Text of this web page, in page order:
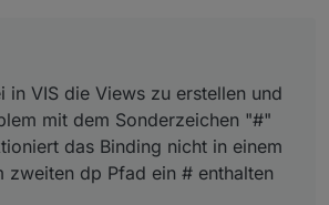
funktionieren:
ist.
in VIS die Views zu erstellen und
mit dem Sonderzeichen "#"
das Binding nicht in einem
zweiten dp Pfad ein # enthalten